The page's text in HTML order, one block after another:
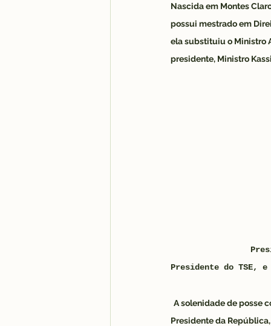
Nascida em Montes
possui mestrado em
ela substituiu o Ministro
presidente, Ministro
Presidente do TSE,
A solenidade de posse
Presidente da